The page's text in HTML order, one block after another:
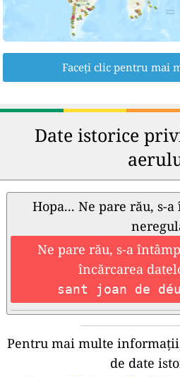
Faceți clic pentru mai
Date istorice
Hopa... Ne pare rău, s-
Ne pare rău, s-a
încărcarea
sant joan de
Pentru mai multe
de date